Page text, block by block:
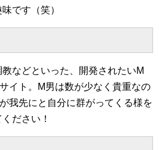
です（笑）
などといった、開発されたいM
イト。M男は数が少なく貴重なの
我先にと自分に群がってくる様を
ださい！